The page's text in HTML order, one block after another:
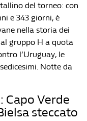
del torneo: con
e 343 giorni, è
nella storia dei
gruppo H a quota
l’Uruguay, le
Notte da
Capo Verde
steccato